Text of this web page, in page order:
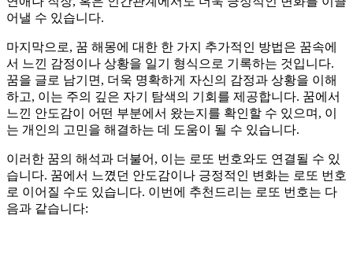
어낼 수 있습니다.
마지막으로, 꿈 해몽에 대한 한 가지 추가적인 방법은 꿈속에
서 느낀 감정이나 상황을 일기 형식으로 기록하는 것입니다.
꿈을 글로 남기면, 더욱 명확하게 자신의 감정과 상황을 이해
하고, 이는 주의 깊은 자기 탐색의 기회를 제공합니다. 꿈에서
느낀 안도감이 어떤 부분에서 왔는지를 확인할 수 있으며, 이
는 개인의 고민을 해결하는 데 도움이 될 수 있습니다.
이러한 꿈의 해석과 더불어, 이는 로또 번호와도 연결될 수 있
습니다. 꿈에서 느꼈던 안도감이나 긍정적인 변화는 로또 번호
로 이어질 수도 있습니다. 이번에 추천드리는 로또 번호는 다
음과 같습니다: